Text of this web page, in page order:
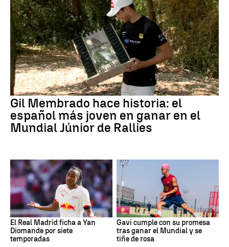
Gil Membrado hace historia: el
español más joven en ganar en el
Mundial Júnior de Rallies
El Real Madrid ficha a Yan
Diomande por siete
temporadas
Gavi cumple con su promesa
tras ganar el Mundial y se
tiñe de rosa